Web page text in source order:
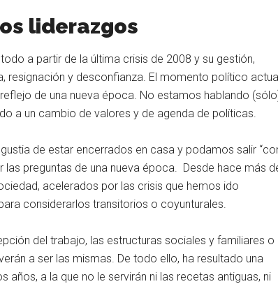
liderazgos
a partir de la última crisis de 2008 y su gestión,
resignación y desconfianza. El momento político
de una nueva época. No estamos hablando
a un cambio de valores y de agenda de políticas.
de estar encerrados en casa y podamos salir
las preguntas de una nueva época. Desde hace más
acelerados por las crisis que hemos ido
considerarlos transitorios o coyunturales.
del trabajo, las estructuras sociales y familiares o
a ser las mismas. De todo ello, ha resultado una
a la que no le servirán ni las recetas antiguas, ni